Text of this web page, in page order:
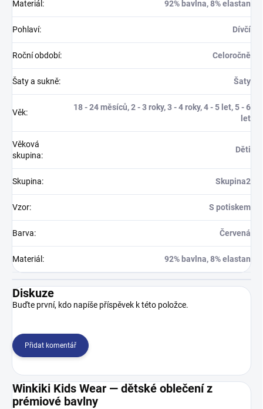
Materiál : 92% bavlna, 8% elastan
Pohlaví: Dívčí
Roční období: Celoročně
Šaty a sukně: Šaty
Věk:
18 - 24 měsíců, 2 - 3 roky, 3 - 4 roky, 4 - 5 let, 5 - 6
let
Věková
skupina:
Děti
Skupina: Skupina2
Vzor: S potiskem
Barva: Červená
Materiál : 92% bavlna, 8% elastan
Diskuze
Buďte první, kdo napíše příspěvek k této položce.
Přidat komentář
Winkiki Kids Wear — dětské oblečení z
prémiové bavlny